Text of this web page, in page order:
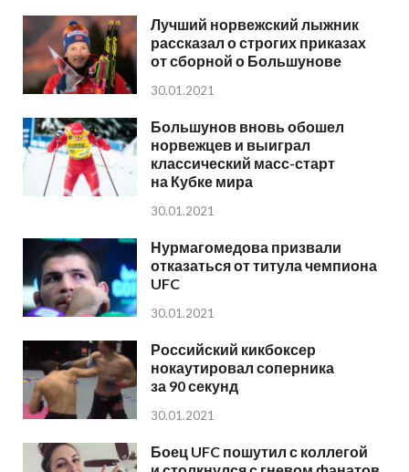
Лучший норвежский лыжник
рассказал о строгих приказах
от сборной о Большунове
30.01.2021
Большунов вновь обошел
норвежцев и выиграл
классический масс-старт
на Кубке мира
30.01.2021
Нурмагомедова призвали
отказаться от титула чемпиона
UFC
30.01.2021
Российский кикбоксер
нокаутировал соперника
за 90 секунд
30.01.2021
Боец UFC пошутил с коллегой